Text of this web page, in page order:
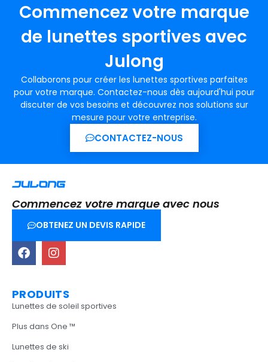
Commencez votre marque
de lunettes sportives avec
Julong
Collaborons pour créer les lunettes sportives parfaites
pour votre marque. Contactez-nous dès aujourd'hui pour
discuter de vos besoins et découvrez nos solutions sur
mesure pour votre entreprise.
CONTACTEZ-NOUS
Commencez votre marque avec nous
OBTENEZ UN DEVIS RAPIDE
PRODUITS
Lunettes de soleil sportives
Plus dans One ™
Lunettes de ski